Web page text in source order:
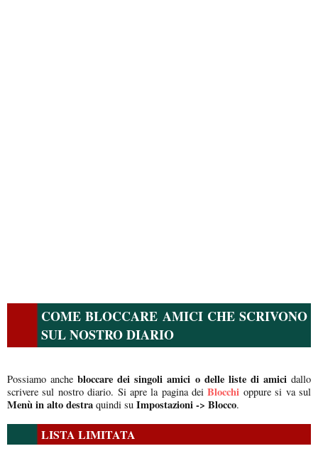
COME BLOCCARE AMICI CHE SCRIVONO
SUL NOSTRO DIARIO
Possiamo anchebloccare dei singoli amici o delle liste di amicidallo
scrivere sul nostro diario. Si apre la pagina deiBlocchi oppure si va sul
Menù in alto destra quindi su Impostazioni -> Blocco.
LISTA LIMITATA